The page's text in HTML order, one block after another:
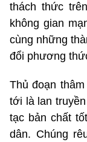
thách thức
không gian
cùng những
đổi phương
Thủ đoạn
tới là lan
tạc bản chất
dân. Chúng